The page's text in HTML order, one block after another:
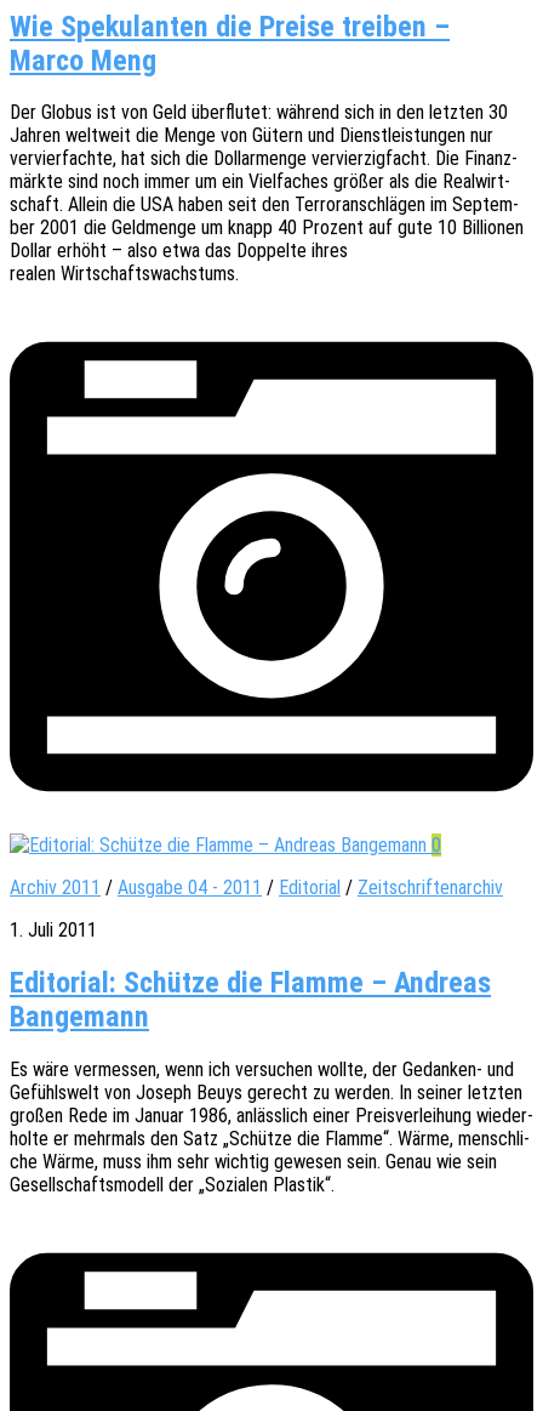
Wie Spekulanten die Preise treiben –
Marco Meng
Der Globus ist von Geld über­flu­tet: während sich in den letz­ten 30
Jahren welt­weit die Menge von Gütern und Dienst­leis­tun­gen nur
vervier­fach­te, hat sich die Dollar­men­ge vervier­zig­facht. Die Finanz­
märk­te sind noch immer um ein Viel­fa­ches größer als die Real­wirt­
schaft. Allein die USA haben seit den Terror­an­schlä­gen im Septem­
ber 2001 die Geld­men­ge um knapp 40 Prozent auf gute 10 Billio­nen
Dollar erhöht – also etwa das Doppel­te ihres
realen Wirtschaftswachstums.
0
Archiv 2011 / Ausgabe 04 - 2011 / Editorial / Zeitschriftenarchiv
1. Juli 2011
Editorial: Schütze die Flamme – Andreas
Bangemann
Es wäre vermes­sen, wenn ich versu­chen wollte, der Gedan­ken- und
Gefühls­welt von Joseph Beuys gerecht zu werden. In seiner letz­ten
großen Rede im Januar 1986, anläss­lich einer Preis­ver­lei­hung wieder­
hol­te er mehr­mals den Satz „Schüt­ze die Flamme“. Wärme, mensch­li­
che Wärme, muss ihm sehr wich­tig gewe­sen sein. Genau wie sein
Gesell­schafts­mo­dell der „Sozia­len Plastik“.